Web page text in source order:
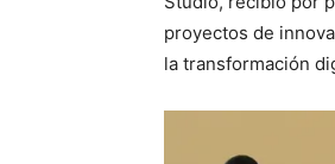
proyectos de
la transformación